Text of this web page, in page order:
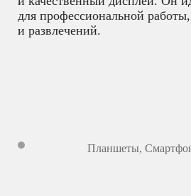
для профессиональной
и развлечений.
Планшеты,